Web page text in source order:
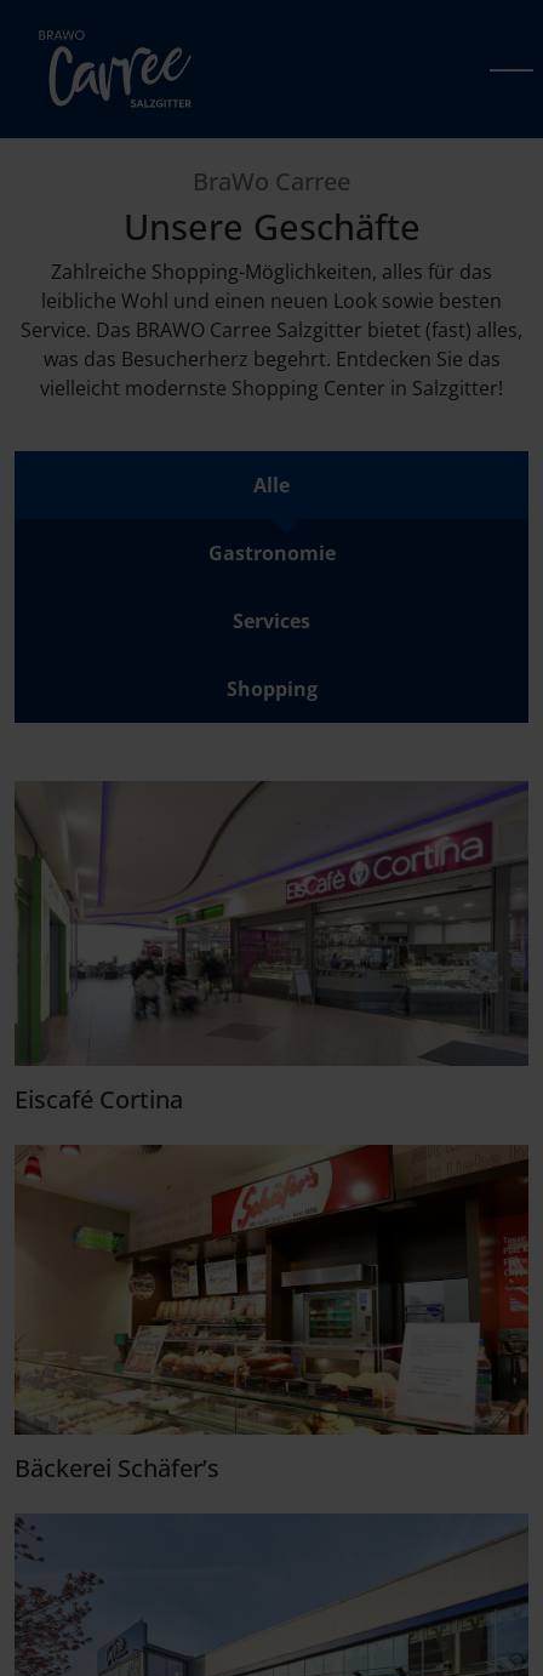
BraWo Carree
Unsere Geschäfte
Zahlreiche Shopping-Möglichkeiten, alles für das
leibliche Wohl und einen neuen Look sowie besten
Service. Das BRAWO Carree Salzgitter bietet (fast) alles,
was das Besucherherz begehrt. Entdecken Sie das
vielleicht modernste Shopping Center in Salzgitter!
Alle
Gastronomie
Services
Shopping
Eiscafé Cortina
Bäckerei Schäfer’s